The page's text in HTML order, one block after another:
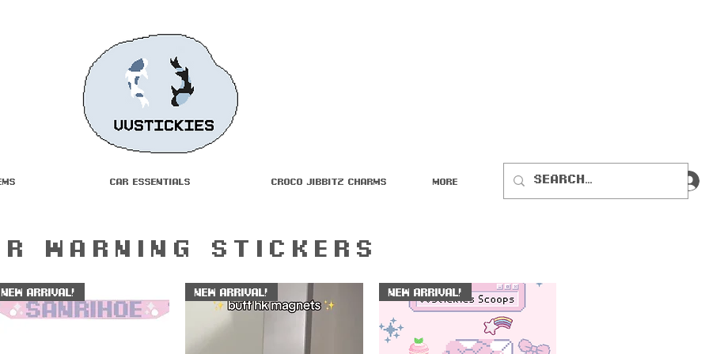
Car Essentials Croco Jibbitz Charms More
Warning stickers
New Arrival! New Arrival! New Arrival!